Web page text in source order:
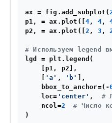
ax = fig.add_subplot(
p1, = ax.plot([ 4 , 4,
p2, = ax.plot([ 2 , 3 ,
# Используем legend
lgd = plt.legend(
    [p1, p2],
'a' , 'b'
],
    bbox_to_anchor=(-
    loc=
'center' , #
    ncol=
2
# Число
)